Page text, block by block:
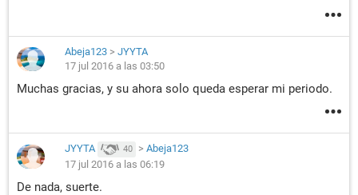
Abeja123 > JYYTA
17 jul 2016 a las 03:50
Muchas gracias, y su ahora solo queda esperar mi periodo.
JYYTA 40 > Abeja123
17 jul 2016 a las 06:19
De nada, suerte.